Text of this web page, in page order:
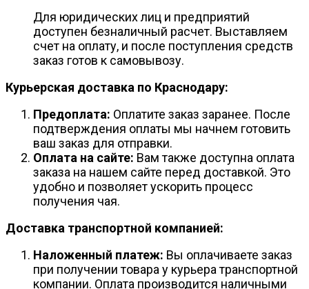
Для юридических лиц и предприятий
доступен безналичный расчет. Выставляем
счет на оплату, и после поступления средств
заказ готов к самовывозу.
Курьерская доставка по Краснодару:
Предоплата: Оплатите заказ заранее. После
подтверждения оплаты мы начнем готовить
ваш заказ для отправки.
Оплата на сайте: Вам также доступна оплата
заказа на нашем сайте перед доставкой. Это
удобно и позволяет ускорить процесс
получения чая.
Доставка транспортной компанией:
Наложенный платеж: Вы оплачиваете заказ
при получении товара у курьера транспортной
компании. Оплата производится наличными